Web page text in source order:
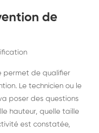
de
permet de qualifier
Le technicien ou le
poser des questions
hauteur, quelle taille
est constatée,